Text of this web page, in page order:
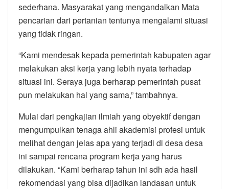
sederhana. Masyarakat yang mengandalkan Mata
pencarian dari pertanian tentunya mengalami situasi
yang tidak ringan.
“Kami mendesak kepada pemerintah kabupaten agar
melakukan aksi kerja yang lebih nyata terhadap
situasi ini. Seraya juga berharap pemerintah pusat
pun melakukan hal yang sama,” tambahnya.
Mulai dari pengkajian ilmiah yang obyektif dengan
mengumpulkan tenaga ahli akademisi profesi untuk
melihat dengan jelas apa yang terjadi di desa desa
ini sampai rencana program kerja yang harus
dilakukan. “Kami berharap tahun ini sdh ada hasil
rekomendasi yang bisa dijadikan landasan untuk